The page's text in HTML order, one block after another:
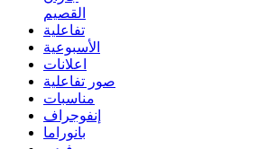
القصيم
تفاعلية
الأسبوعية
اعلانات
صور تفاعلية
مناسبات
إنفوجراف
بانوراما